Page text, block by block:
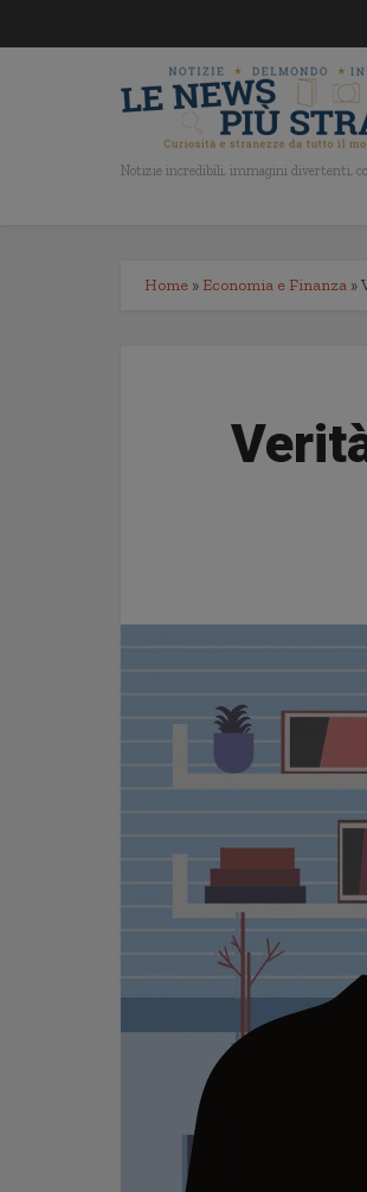
Notizie incredibili, immagini divertenti,
Home » Economia e Finanza »